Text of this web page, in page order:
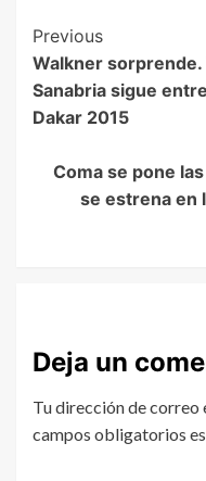
Previous
Walkner
Sanabria sigue
Dakar 2015
Coma se pone
se estrena en
Deja un
Tu dirección de correo
campos obligatorios